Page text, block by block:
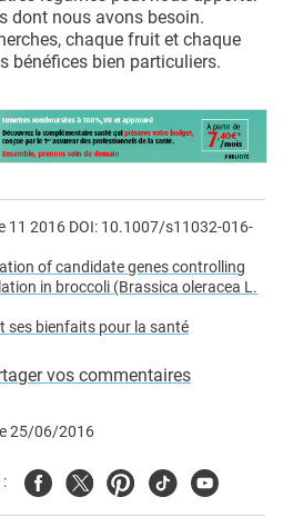
dont nous avons besoin.
chaque fruit et chaque
bénéfices bien particuliers.
11 2016 DOI: 10.1007/s11032-016-
of candidate genes controlling
in broccoli (Brassica oleracea L.
ses bienfaits pour la santé
vos commentaires
25/06/2016
FacebookTwitterPinterest
TiktokYoutube